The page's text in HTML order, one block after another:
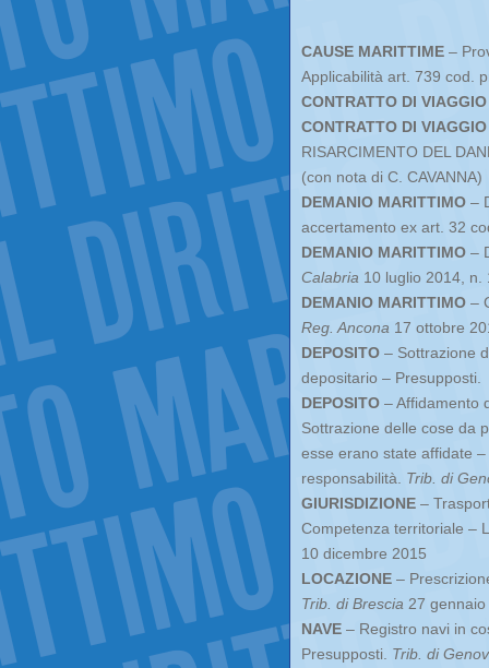
CAUSE MARITTIME –
Applicabilità art. 739 cod.
CONTRATTO DI VIAGGIO
CONTRATTO DI VIAGGIO
RISARCIMENTO DEL
(con nota di C. CAVANNA)
DEMANIO MARITTIMO –
accertamento ex art. 32
DEMANIO MARITTIMO –
Calabria 10 luglio 2014, n.
DEMANIO MARITTIMO –
Reg. Ancona 17 ottobre
DEPOSITO – Sottrazione
depositario – Presupposti.
DEPOSITO – Affidamento
Sottrazione delle cose da
esse erano state affidate –
responsabilità. Trib. di
GIURISDIZIONE –
Competenza territoriale –
10 dicembre 2015
LOCAZIONE –
Trib. di Brescia 27
NAVE – Registro navi in
Presupposti. Trib. di